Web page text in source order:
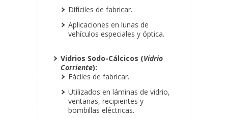
Difíciles de fabricar.
Aplicaciones en lunas de
vehículos especiales y óptica.
Vidrios Sodo-Cálcicos (Vidrio
Corriente):
Fáciles de fabricar.
Utilizados en láminas de vidrio,
ventanas, recipientes y
bombillas eléctricas.